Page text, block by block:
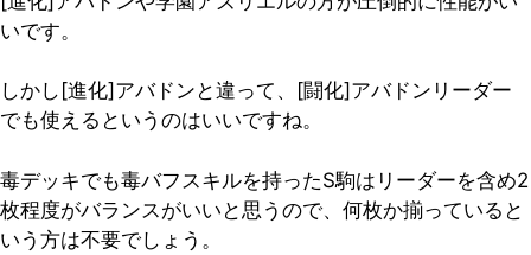
いです。
しかし[進化]アバドンと違って、[闘化]アバドンリーダー
でも使えるというのはいいですね。
毒デッキでも毒バフスキルを持ったS駒はリーダーを含め2
枚程度がバランスがいいと思うので、何枚か揃っていると
いう方は不要でしょう。